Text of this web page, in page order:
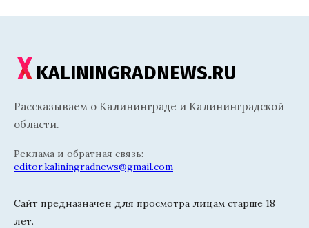
KALININGRADNEWS.RU
Рассказываем о Калининграде и Калининградской
области.
Реклама и обратная связь:
editor.kaliningradnews@gmail.com
Сайт предназначен для просмотра лицам старше 18
лет.